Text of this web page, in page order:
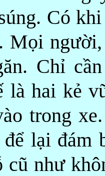
Có
Mọi
Chỉ
là hai kẻ
trong
để lại đám
cũ như